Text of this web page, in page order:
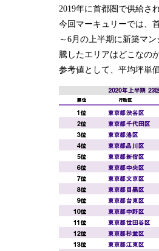
2019年に首都圏で供給さ
今回マーキュリーでは、
～6月の上半期に新築マ
騰したエリアはどこなの
参考値として、平均坪単